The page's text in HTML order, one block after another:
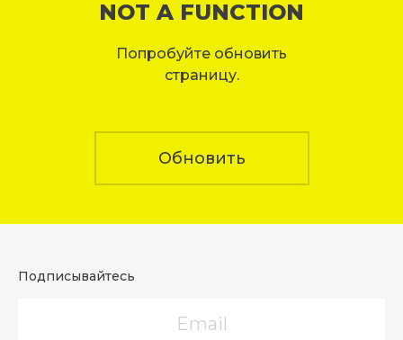
NOT A FUNCTION
Попробуйте обновить
страницу.
Обновить
Подписывайтесь